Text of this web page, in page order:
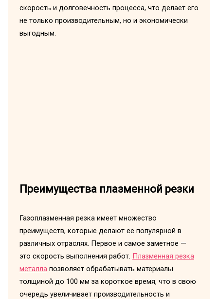
скорость и долговечность процесса, что делает его
не только производительным, но и экономически
выгодным.
Преимущества плазменной резки
Газоплазменная резка имеет множество
преимуществ, которые делают ее популярной в
различных отраслях. Первое и самое заметное —
это скорость выполнения работ. Плазменная резка
металла позволяет обрабатывать материалы
толщиной до 100 мм за короткое время, что в свою
очередь увеличивает производительность и